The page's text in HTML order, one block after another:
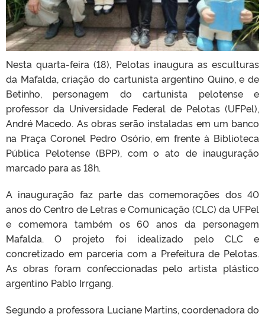
Nesta quarta-feira (18), Pelotas inaugura as esculturas
da Mafalda, criação do cartunista argentino Quino, e de
Betinho, personagem do cartunista pelotense e
professor da Universidade Federal de Pelotas (UFPel),
André Macedo. As obras serão instaladas em um banco
na Praça Coronel Pedro Osório, em frente à Biblioteca
Pública Pelotense (BPP), com o ato de inauguração
marcado para as 18h.
A inauguração faz parte das comemorações dos 40
anos do Centro de Letras e Comunicação (CLC) da UFPel
e comemora também os 60 anos da personagem
Mafalda. O projeto foi idealizado pelo CLC e
concretizado em parceria com a Prefeitura de Pelotas.
As obras foram confeccionadas pelo artista plástico
argentino Pablo Irrgang.
Segundo a professora Luciane Martins, coordenadora do